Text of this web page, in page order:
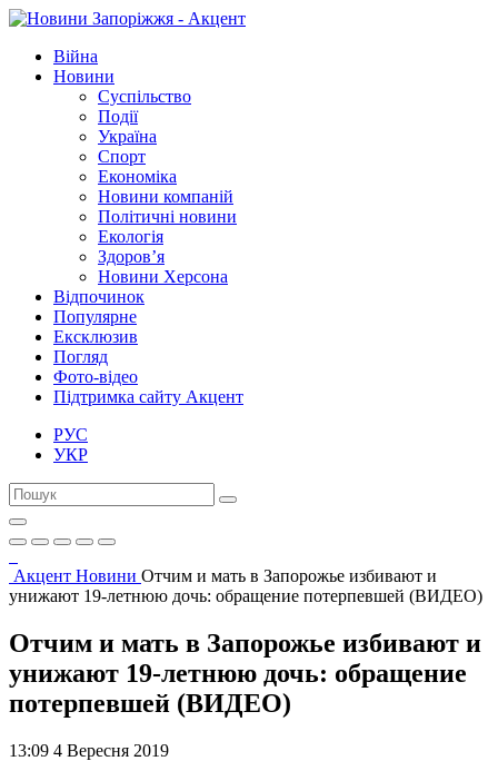
Війна
Новини
Суспільство
Події
Україна
Спорт
Економіка
Новини компаній
Політичні новини
Екологія
Здоров’я
Новини Херсона
Відпочинок
Популярне
Ексклюзив
Погляд
Фото-відео
Підтримка сайту Акцент
РУС
УКР
Акцент Новини Отчим и мать в Запорожье избивают и
унижают 19-летнюю дочь: обращение потерпевшей (ВИДЕО)
Отчим и мать в Запорожье избивают и
унижают 19-летнюю дочь: обращение
потерпевшей (ВИДЕО)
13:09 4 Вересня 2019